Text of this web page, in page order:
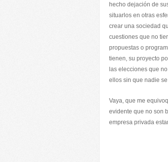
hecho dejación de
situarlos en otras
crear una sociedad
cuestiones que no
propuestas o
tienen, su proyecto
las elecciones que
ellos sin que nadie
Vaya, que me
evidente que no son
empresa privada